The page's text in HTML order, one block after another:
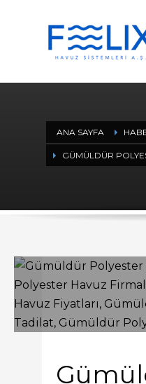
ANA SAYFA
GÜMÜLDÜR